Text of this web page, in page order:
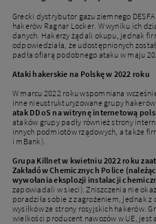
Grecki dystrybutor gazu ziemnego
hakerów Ragnar Locker. W wyniku ich
danych. Hakerzy żądali okupu, jednak
odpowiedziała, że udostępnionych
padła ofiarą podobnego ataku w maju
Ataki hakerskie na Polskę w 2022 roku
W marcu 2022 roku wspomniana
inne nieustrukturyzowane grupy
atak DDoS na witrynę internetową
ataków grupy padły również strony
innych podmiotów rządowych, a także
i mBank).
Grupa Killnet w kwietniu 2022 roku
Zakładów Chemicznych Police
wywołania eksplozji instalacji
zapowiadali w sieci). Zniszczenia nie
poradziła sobie z zagrożeniem, jednak z
wysiłków ze strony rosyjskich hakerów.
wielkości producent nawozów w UE,